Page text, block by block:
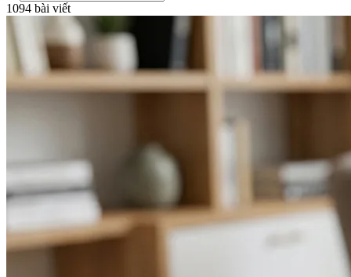
1094 bài viết